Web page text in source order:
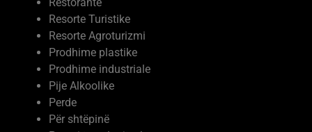
Security
Sallon mode
Restorante
Resorte Turistike
Resorte Agroturizmi
Prodhime plastike
Prodhime industriale
Pije Alkoolike